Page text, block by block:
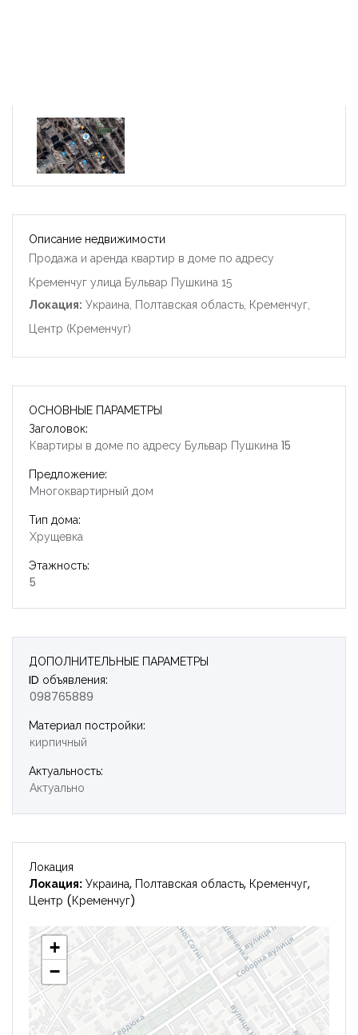
Описание недвижимости
Продажа и аренда квартир в доме по адресу
Кременчуг улица Бульвар Пушкина 15
Локация: Украина, Полтавская область, Кременчуг,
Центр (Кременчуг)
ОСНОВНЫЕ ПАРАМЕТРЫ
Заголовок:
Квартиры в доме по адресу Бульвар Пушкина 15
Предложение:
Многоквартирный дом
Тип дома:
Хрущевка
Этажность:
5
ДОПОЛНИТЕЛЬНЫЕ ПАРАМЕТРЫ
ID объявления:
098765889
Материал постройки:
кирпичный
Актуальность:
Актуально
Локация
Локация: Украина, Полтавская область, Кременчуг,
Центр (Кременчуг)
+
−
Запомнить